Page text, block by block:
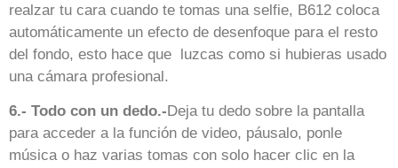
realzar tu cara cuando te tomas una selfie, B612 coloca
automáticamente un efecto de desenfoque para el resto
del fondo, esto hace que luzcas como si hubieras usado
una cámara profesional.
6.- Todo con un dedo.- Deja tu dedo sobre la pantalla
para acceder a la función de video, páusalo, ponle
música o haz varias tomas con solo hacer clic en la